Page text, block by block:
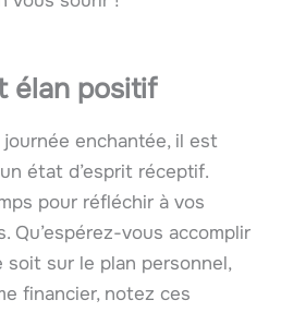
élan positif
enchantée, il est
état d’esprit réceptif.
pour réfléchir à vos
Qu’espérez-vous accomplir
sur le plan personnel,
financier, notez ces